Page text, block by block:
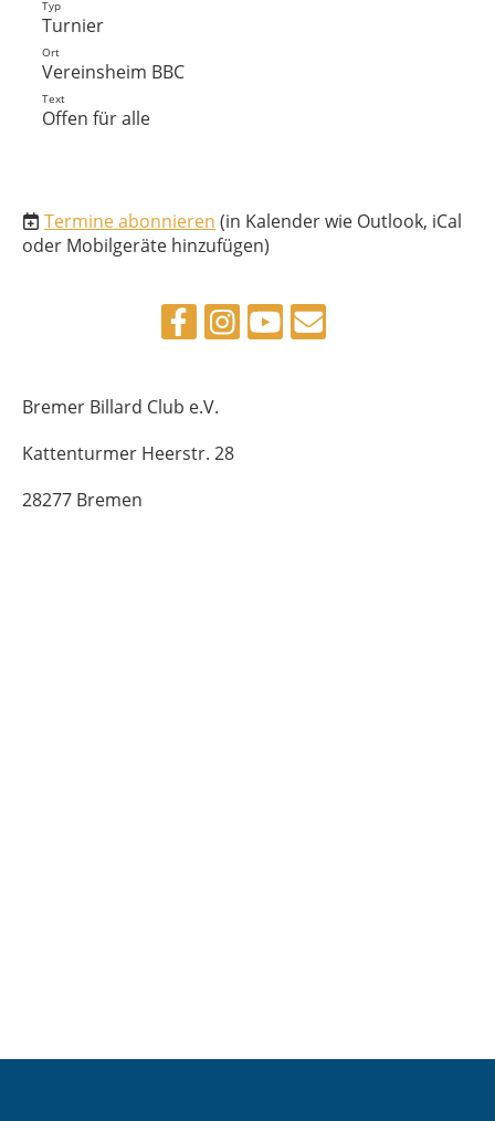
Typ
Turnier
Ort
Vereinsheim BBC
Text
Offen für alle
Termine abonnieren (in Kalender wie Outlook, iCal
oder Mobilgeräte hinzufügen)
Bremer Billard Club e.V.
Kattenturmer Heerstr. 28
28277 Bremen